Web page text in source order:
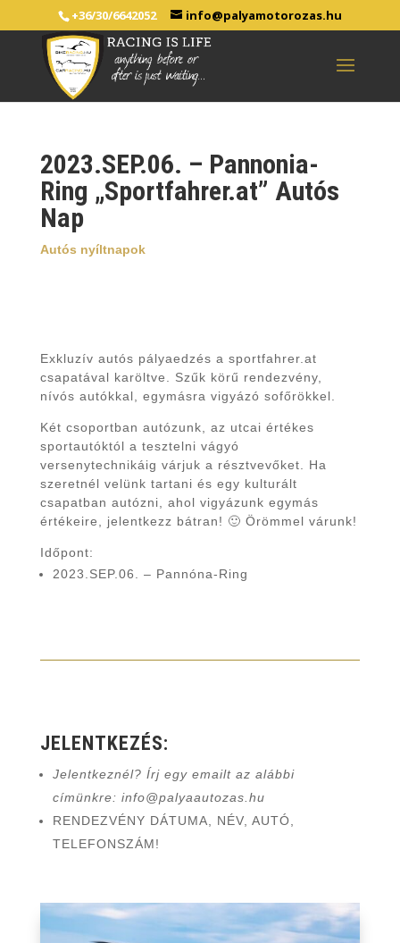
+36/30/6642052 info@palyamotorozas.hu
2023.SEP.06. – Pannonia-
Ring „Sportfahrer.at” Autós
Nap
Autós nyíltnapok
Exkluzív autós pályaedzés a sportfahrer.at
csapatával karöltve. Szűk körű rendezvény,
nívós autókkal, egymásra vigyázó sofőrökkel.
Két csoportban autózunk, az utcai értékes
sportautóktól a tesztelni vágyó
versenytechnikáig várjuk a résztvevőket. Ha
szeretnél velünk tartani és egy kulturált
csapatban autózni, ahol vigyázunk egymás
értékeire, jelentkezz bátran! 🙂 Örömmel várunk!
Időpont:
2023.SEP.06. – Pannóna-Ring
JELENTKEZÉS:
Jelentkeznél? Írj egy emailt az alábbi
címünkre: info@palyaautozas.hu
RENDEZVÉNY DÁTUMA, NÉV, AUTÓ,
TELEFONSZÁM!